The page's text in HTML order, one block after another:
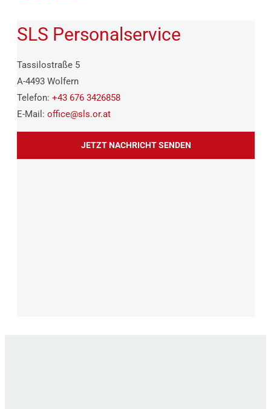
SLS Personalservice
Tassilostraße 5
A-4493 Wolfern
Telefon: +43 676 3426858
E-Mail: office@sls.or.at
JETZT NACHRICHT SENDEN